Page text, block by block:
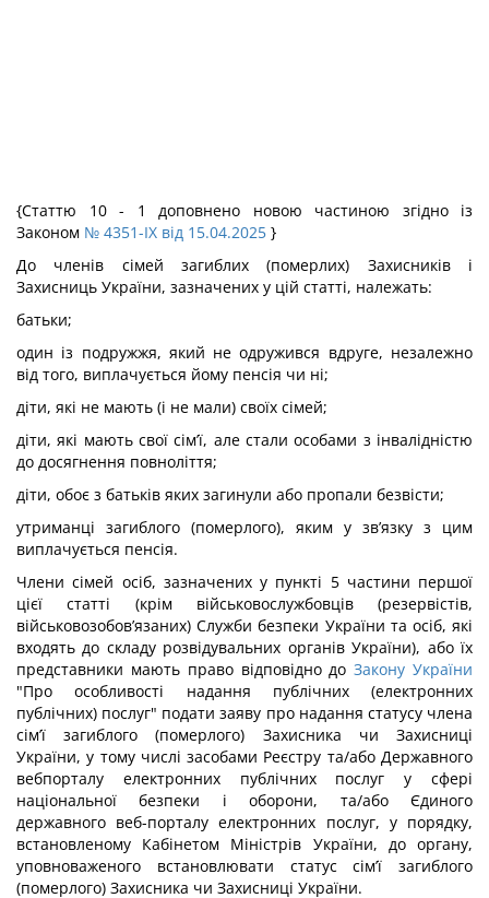
{Статтю 10 - 1 доповнено новою частиною згідно із
Законом № 4351-IX від 15.04.2025 }
До членів сімей загиблих (померлих) Захисників і
Захисниць України, зазначених у цій статті, належать:
батьки;
один із подружжя, який не одружився вдруге, незалежно
від того, виплачується йому пенсія чи ні;
діти, які не мають (і не мали) своїх сімей;
діти, які мають свої сім’ї, але стали особами з інвалідністю
до досягнення повноліття;
діти, обоє з батьків яких загинули або пропали безвісти;
утриманці загиблого (померлого), яким у зв’язку з цим
виплачується пенсія.
Члени сімей осіб, зазначених у пункті 5 частини першої
цієї статті (крім військовослужбовців (резервістів,
військовозобов’язаних) Служби безпеки України та осіб, які
входять до складу розвідувальних органів України), або їх
представники мають право відповідно доЗакону України
"Про особливості надання публічних (електронних
публічних) послуг" подати заяву про надання статусу члена
сім’ї загиблого (померлого) Захисника чи Захисниці
України, у тому числі засобами Реєстру та/або Державного
вебпорталу електронних публічних послуг у сфері
національної безпеки і оборони, та/або Єдиного
державного веб-порталу електронних послуг, у порядку,
встановленому Кабінетом Міністрів України, до органу,
уповноваженого встановлювати статус сім’ї загиблого
(померлого) Захисника чи Захисниці України.